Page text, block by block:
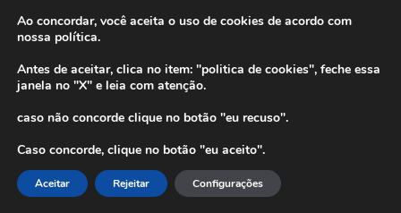
Seu nome
Ao concordar, você aceita o uso de cookies de acordo com
nossa política.
Antes de aceitar, clica no item: "politica de cookies", feche essa
janela no "X" e leia com atenção.
caso não concorde clique no botão "eu recuso".
Caso concorde, clique no botão "eu aceito".
Aceitar Rejeitar Configurações